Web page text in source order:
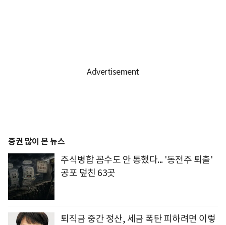
증권 많이 본 뉴스
주식병합 꼼수도 안 통했다... '동전주 퇴출'
공포 덮친 63곳
퇴직금 중간 정산, 세금 폭탄 피하려면 이렇